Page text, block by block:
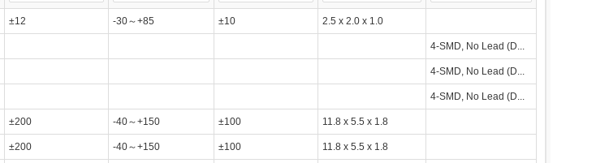
±12 -30～+85 ±10 2.5 x 2.0 x 1.0
4-SMD, No Lead (D...
4-SMD, No Lead (D...
4-SMD, No Lead (D...
±200 -40～+150 ±100 11.8 x 5.5 x 1.8
±200 -40～+150 ±100 11.8 x 5.5 x 1.8